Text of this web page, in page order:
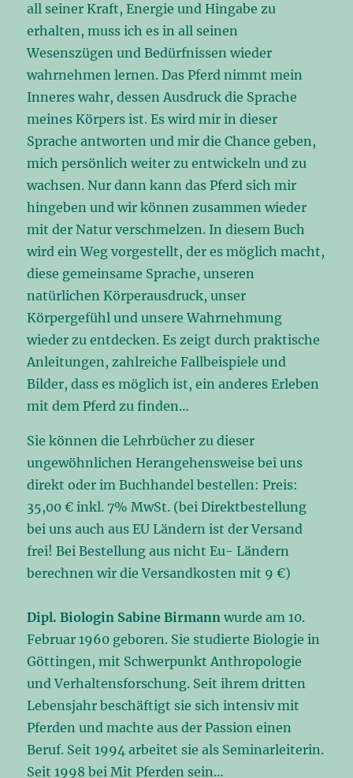
all seiner Kraft, Energie und Hingabe zu
erhalten, muss ich es in all seinen
Wesenszügen und Bedürfnissen wieder
wahrnehmen lernen. Das Pferd nimmt mein
Inneres wahr, dessen Ausdruck die Sprache
meines Körpers ist. Es wird mir in dieser
Sprache antworten und mir die Chance geben,
mich persönlich weiter zu entwickeln und zu
wachsen. Nur dann kann das Pferd sich mir
hingeben und wir können zusammen wieder
mit der Natur verschmelzen. In diesem Buch
wird ein Weg vorgestellt, der es möglich macht,
diese gemeinsame Sprache, unseren
natürlichen Körperausdruck, unser
Körpergefühl und unsere Wahrnehmung
wieder zu entdecken. Es zeigt durch praktische
Anleitungen, zahlreiche Fallbeispiele und
Bilder, dass es möglich ist, ein anderes Erleben
mit dem Pferd zu finden…
Sie können die Lehrbücher zu dieser
ungewöhnlichen Herangehensweise bei uns
direkt oder im Buchhandel bestellen: Preis:
35,00 € inkl. 7% MwSt. (bei Direktbestellung
bei uns auch aus EU Ländern ist der Versand
frei! Bei Bestellung aus nicht Eu- Ländern
berechnen wir die Versandkosten mit 9 €)
Dipl. Biologin Sabine Birmann wurde am 10.
Februar 1960 geboren. Sie studierte Biologie in
Göttingen, mit Schwerpunkt Anthropologie
und Verhaltensforschung. Seit ihrem dritten
Lebensjahr beschäftigt sie sich intensiv mit
Pferden und machte aus der Passion einen
Beruf. Seit 1994 arbeitet sie als Seminarleiterin.
Seit 1998 bei Mit Pferden sein…